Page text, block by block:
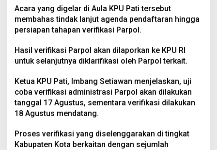
Acara yang digelar di Aula KPU Pati tersebut
membahas tindak lanjut agenda pendaftaran hingga
persiapan tahapan verifikasi Parpol.
Hasil verifikasi Parpol akan dilaporkan ke KPU RI
untuk selanjutnya diklarifikasi oleh Parpol terkait.
Ketua KPU Pati, Imbang Setiawan menjelaskan, uji
coba verifikasi administrasi Parpol akan dilakukan
tanggal 17 Agustus, sementara verifikasi dilakukan
18 Agustus mendatang.
Proses verifikasi yang diselenggarakan di tingkat
Kabupaten Kota berkaitan dengan sejumlah